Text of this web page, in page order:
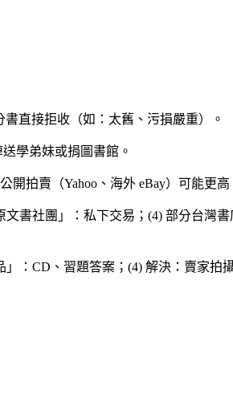
直接拒收（如：太舊、污損嚴重）。
學弟妹或捐圖書館。
拍賣（Yahoo、海外 eBay）可能更高
文書社團」：私下交易；(4) 部分台灣
：CD、習題答案；(4) 解決：賣家拍